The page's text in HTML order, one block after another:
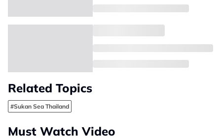
Related Topics
#Sukan Sea Thailand
Must Watch Video